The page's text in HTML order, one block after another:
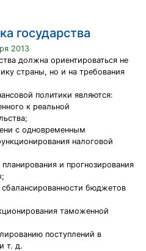
государства
2013
должна ориентироваться не
страны, но и на требования
политики являются:
к реальной
с одновременным
налоговой
и прогнозирования
бюджетов
таможенной
поступлений в
т. д.